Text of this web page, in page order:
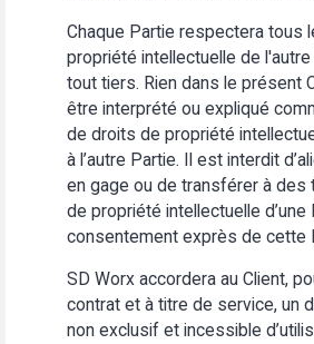
Chaque Partie respectera tous
propriété intellectuelle de
tout tiers. Rien dans le présent
être interprété ou expliqué
de droits de propriété
à l’autre Partie. Il est interdit
en gage ou de transférer à des
de propriété intellectuelle d’une
consentement exprès de cette
SD Worx accordera au Client,
contrat et à titre de service, un
non exclusif et incessible